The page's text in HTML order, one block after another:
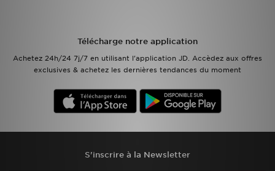
Télécharge notre application
Achetez 24h/24 7j/7 en utilisant l'application JD. Accèdez aux offres
exclusives & achetez les dernières tendances du moment
S'inscrire à la Newsletter
Service client
Nos Magasins